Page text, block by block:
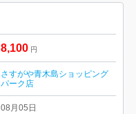
8,100 円
さすがや青木島ショッピング
パーク店
08月05日